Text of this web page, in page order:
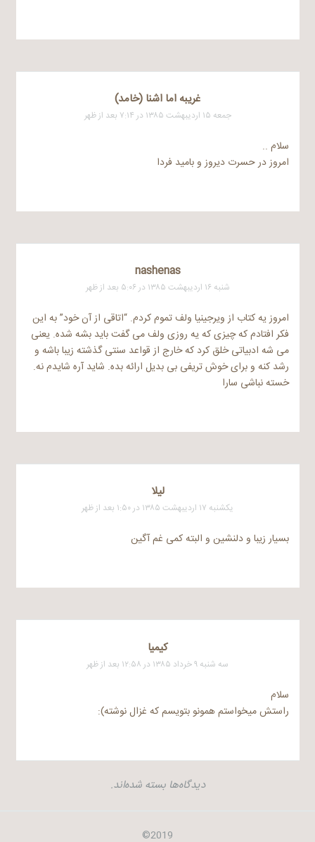
غريبه اما اشنا (خامد)
جمعه ۱۵ اردیبهشت ۱۳۸۵ در ۷:۱۴ بعد از ظهر
سلام ..
امروز در حسرت دیروز و بامید فردا
nashenas
شنبه ۱۶ اردیبهشت ۱۳۸۵ در ۵:۰۶ بعد از ظهر
امروز یه کتاب از ویرجینیا ولف تموم کردم. “اتاقی از آن خود” به این
فکر افتادم که چیزی که یه روزی ولف می گفت باید بشه شده. یعنی
می شه ادبیاتی خلق کرد که خارج از قواعد سنتی گذشته زیبا باشه و
رشد کنه و برای خوش تریفی بی بدیل ارائه بده. شاید آره شایدم نه.
خسته نباشی سارا
ليلا
یکشنبه ۱۷ اردیبهشت ۱۳۸۵ در ۱:۵۰ بعد از ظهر
بسیار زیبا و دلنشین و البته کمی غم آگین
کیمیا
سه شنبه ۹ خرداد ۱۳۸۵ در ۱۲:۵۸ بعد از ظهر
سلام
راستش میخواستم همونو بتویسم که غزال نوشته):
دیدگاه‌ها بسته شده‌اند.
2019©